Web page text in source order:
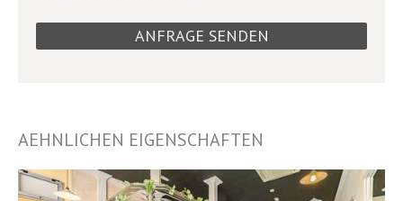
AEHNLICHEN EIGENSCHAFTEN